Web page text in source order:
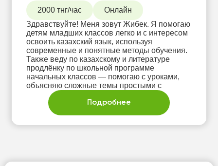
2000 тнг/час
Онлайн
Здравствуйте! Меня зовут Жибек. Я помогаю
детям младших классов легко и с интересом
освоить казахский язык, используя
современные и понятные методы обучения.
Также веду по казахскому и литературе
продлёнку по школьной программе
начальных классов — помогаю с уроками,
объясняю сложные темы простыми с
Подробнее